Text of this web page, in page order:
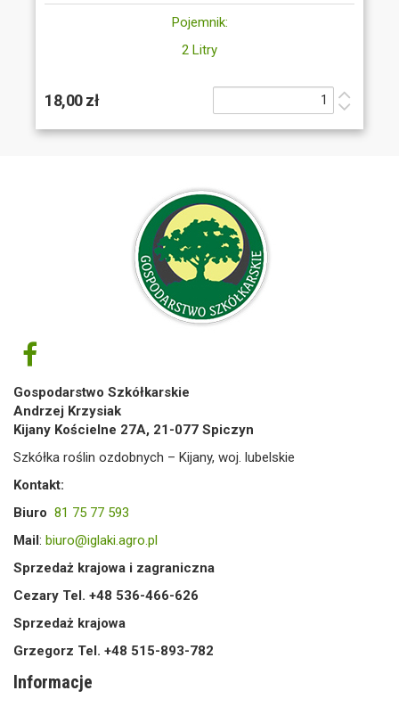
Pojemnik:
2 Litry
18,00 zł
Gospodarstwo Szkółkarskie
Andrzej Krzysiak
Kijany Kościelne 27A, 21-077 Spiczyn
Szkółka roślin ozdobnych – Kijany, woj. lubelskie
Kontakt:
Biuro 81 75 77 593
Mail: biuro@iglaki.agro.pl
Sprzedaż krajowa i zagraniczna
Cezary Tel. +48 536-466-626
Sprzedaż krajowa
Grzegorz Tel. +48 515-893-782
Informacje